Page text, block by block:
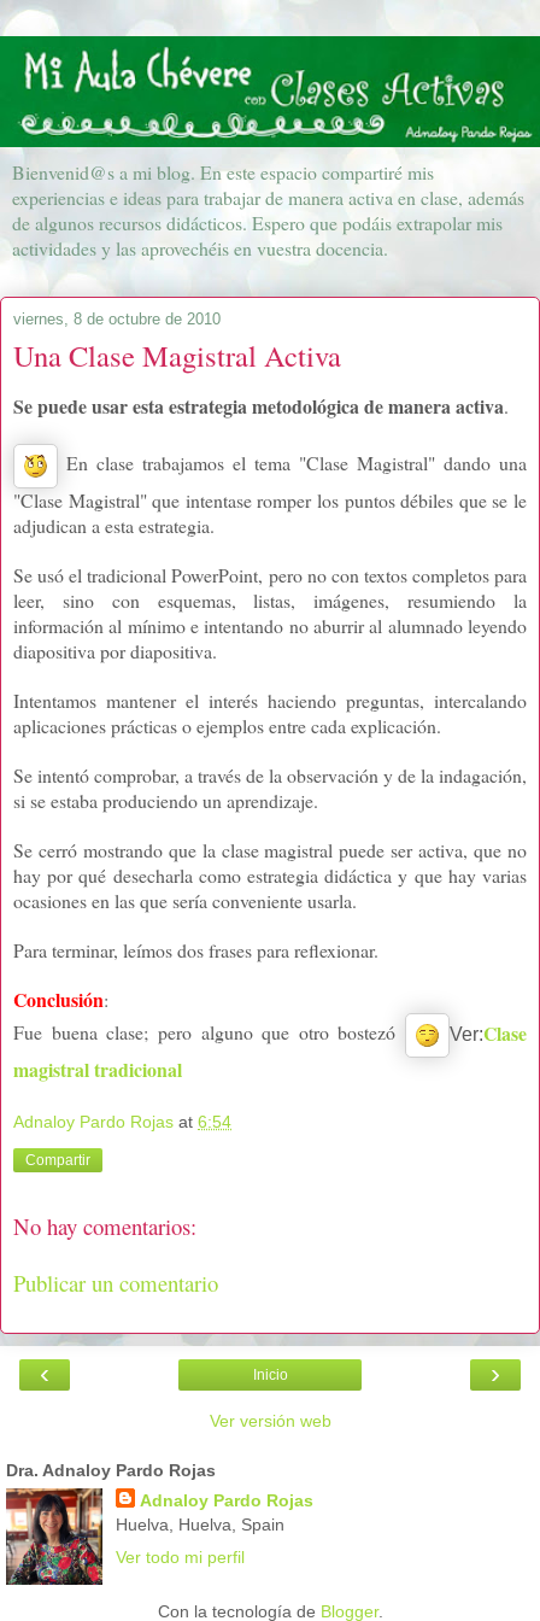
Bienvenid@s a mi blog. En este espacio compartiré mis
experiencias e ideas para trabajar de manera activa en clase, además
de algunos recursos didácticos. Espero que podáis extrapolar mis
actividades y las aprovechéis en vuestra docencia.
viernes, 8 de octubre de 2010
Una Clase Magistral Activa
Se puede usar esta estrategia metodológica de manera activa.
En clase trabajamos el tema "Clase Magistral" dando una
"Clase Magistral"que intentase romper los puntos débiles que se le
adjudican a esta estrategia.
Se usó el tradicional PowerPoint, pero no con textos completos para
leer, sino con esquemas, listas, imágenes, resumiendo la
información al mínimo e intentando no aburrir al alumnado leyendo
diapositiva por diapositiva.
Intentamos mantener el interés haciendo preguntas, intercalando
aplicaciones prácticas o ejemplos entre cada explicación.
Se intentó comprobar, a través de la observación y de la indagación,
si se estaba produciendo un aprendizaje.
Se cerró mostrando que la clase magistral puede ser activa, que no
hay por qué desecharla como estrategia didáctica y que hay varias
ocasiones en las que sería conveniente usarla.
Para terminar, leímos dos frases para reflexionar.
Conclusión:
Fue buena clase; pero alguno que otro bostezó
Ver:Clase
magistral tradicional
Adnaloy Pardo Rojas at 6:54
Compartir
No hay comentarios:
Publicar un comentario
‹ ›
Inicio
Ver versión web
Dra. Adnaloy Pardo Rojas
Adnaloy Pardo Rojas
Huelva, Huelva, Spain
Ver todo mi perfil
Con la tecnología de Blogger.